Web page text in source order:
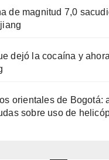
de magnitud 7,0
dejó la cocaína y
orientales de Bogotá:
sobre uso de